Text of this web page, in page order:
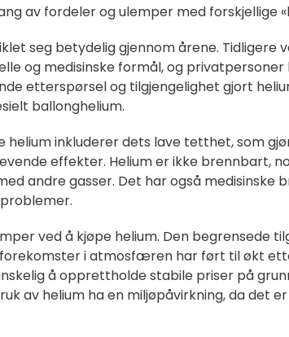
av fordeler og ulemper med forskjellige
seg betydelig gjennom årene. Tidligere
og medisinske formål, og
etterspørsel og tilgjengelighet gjort
ballonghelium.
helium inkluderer dets lave tetthet, som
effekter. Helium er ikke brennbart,
andre gasser. Det har også medisinske
ved å kjøpe helium. Den begrensede
i atmosfæren har ført til økt
å opprettholde stabile priser på
av helium ha en miljøpåvirkning, da det